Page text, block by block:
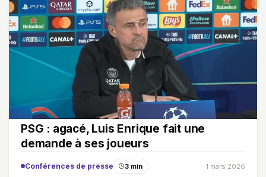
PSG : agacé, Luis Enrique fait une
demande à ses joueurs
Conférences de presse 3 min 1 mars 2026